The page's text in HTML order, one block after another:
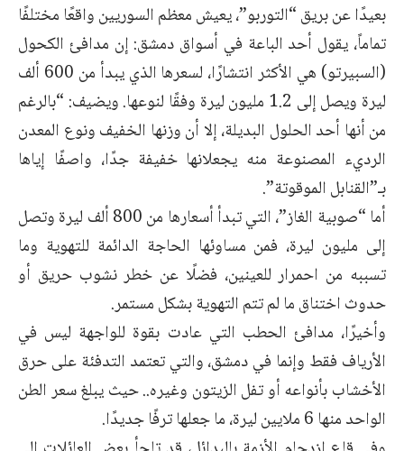
بعيدًا عن بريق “التوربو”، يعيش معظم السوريين واقعًا مختلفًا
تماماً، يقول أحد الباعة في أسواق دمشق: إن مدافئ الكحول
(السبيرتو) هي الأكثر انتشارًا، لسعرها الذي يبدأ من 600 ألف
ليرة ويصل إلى 1.2 مليون ليرة وفقًا لنوعها. ويضيف: “بالرغم
من أنها أحد الحلول البديلة، إلا أن وزنها الخفيف ونوع المعدن
الرديء المصنوعة منه يجعلانها خفيفة جدًا، واصفًا إياها
بـ”القنابل الموقوتة”.
أما “صوبية الغاز”، التي تبدأ أسعارها من 800 ألف ليرة وتصل
إلى مليون ليرة، فمن مساوئها الحاجة الدائمة للتهوية وما
تسببه من احمرار للعينين، فضلًا عن خطر نشوب حريق أو
حدوث اختناق ما لم تتم التهوية بشكل مستمر.
وأخيرًا، مدافئ الحطب التي عادت بقوة للواجهة ليس في
الأرياف فقط وإنما في دمشق، والتي تعتمد التدفئة على حرق
الأخشاب بأنواعه أو تفل الزيتون وغيره.. حيث يبلغ سعر الطن
الواحد منها 6 ملايين ليرة، ما جعلها ترفًا جديدًا.